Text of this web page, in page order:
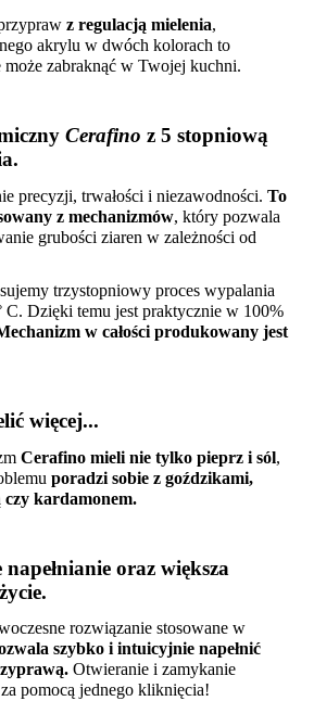
z regulacją mielenia,
akrylu w dwóch kolorach to
zabraknąć w Twojej kuchni.
Cerafino z 5 stopniową
precyzji, trwałości i niezawodności. To
z mechanizmów, który pozwala
grubości ziaren w zależności od
trzystopniowy proces wypalania
C. Dzięki temu jest praktycznie w 100%
w całości produkowany jest
więcej...
Cerafino mieli nie tylko pieprz i sól,
poradzi sobie z goździkami,
czy kardamonem.
napełnianie oraz większa
rozwiązanie stosowane w
szybko i intuicyjnie napełnić
Otwieranie i zamykanie
pomocą jednego kliknięcia!